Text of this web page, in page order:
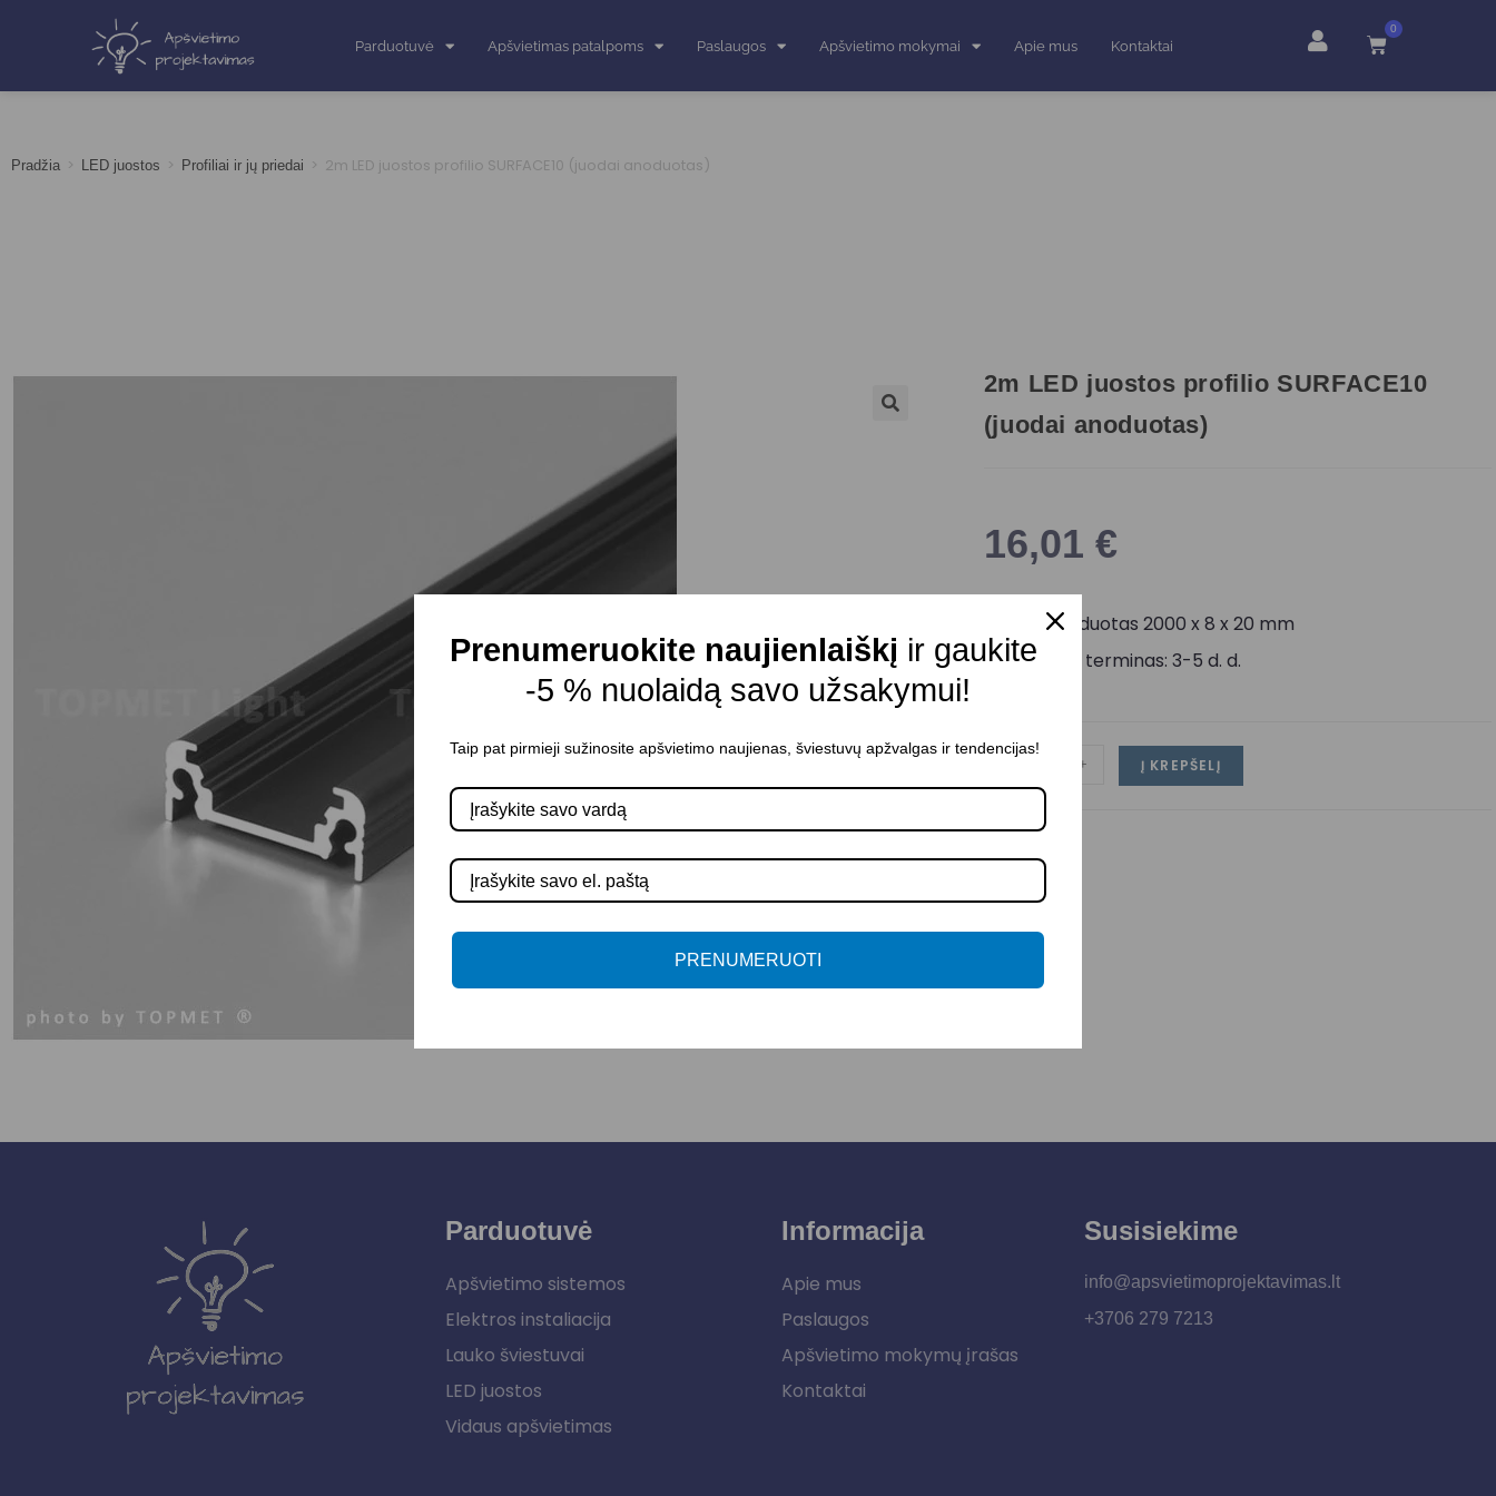
Parduotuvė Apšvietimas patalpoms Paslaugos Apšvietimo mokymai Apie mus Kontaktai
0
Pradžia > LED juostos > Profiliai ir jų priedai > 2m LED juostos profilio SURFACE10 (juodai anoduotas)
2m LED juostos profilio SURFACE10
(juodai anoduotas)
16,01 €
Juodai anoduotas 2000 x 8 x 20 mm
Pristatymo terminas: 3-5 d. d.
+ Į KREPŠELĮ
Parduotuvė
Apšvietimo sistemos
Elektros instaliacija
Lauko šviestuvai
LED juostos
Vidaus apšvietimas
Informacija
Apie mus
Paslaugos
Apšvietimo mokymų įrašas
Kontaktai
Susisiekime
info@apsvietimoprojektavimas.lt
+3706 279 7213
Prenumeruokite naujienlaiškį ir gaukite
-5 % nuolaidą savo užsakymui!
Taip pat pirmieji sužinosite apšvietimo naujienas, šviestuvų apžvalgas ir tendencijas!
PRENUMERUOTI